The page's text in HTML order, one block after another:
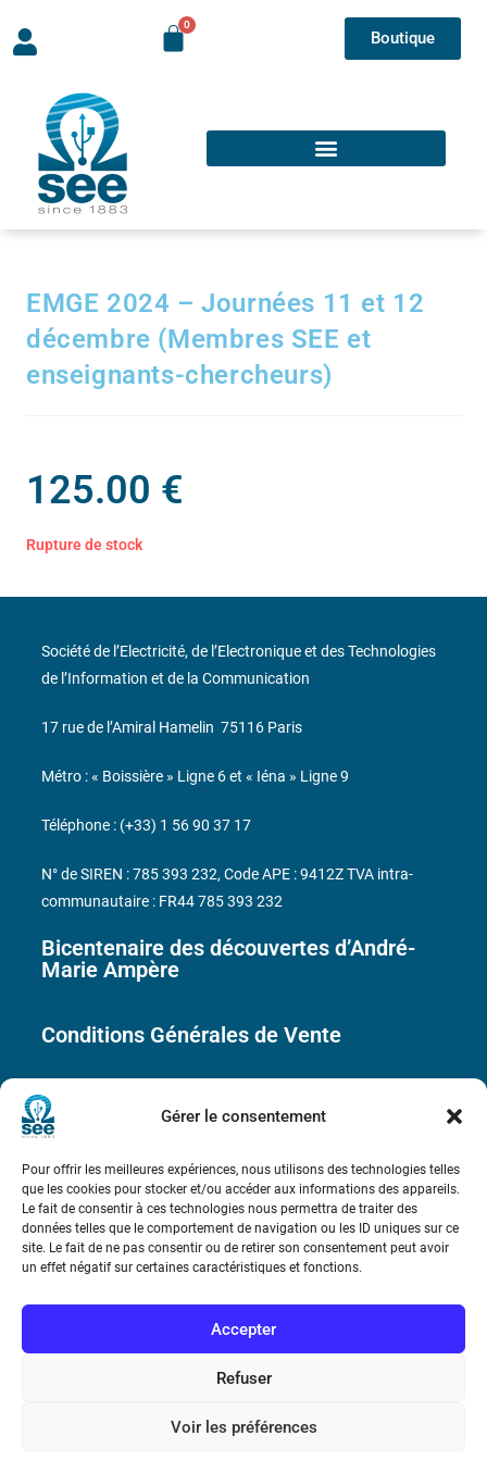
Gérer le consentement
Pour offrir les meilleures expériences, nous utilisons des technologies telles
que les cookies pour stocker et/ou accéder aux informations des appareils.
Le fait de consentir à ces technologies nous permettra de traiter des
données telles que le comportement de navigation ou les ID uniques sur ce
site. Le fait de ne pas consentir ou de retirer son consentement peut avoir
un effet négatif sur certaines caractéristiques et fonctions.
Accepter
Refuser
Voir les préférences
Boutique
EMGE 2024 – Journées 11 et 12
décembre (Membres SEE et
enseignants-chercheurs)
125.00 €
Rupture de stock
Bicentenaire des découvertes d’André-
Marie Ampère
Conditions Générales de Vente
Mentions légales
Contact
Société de l’Electricité, de l’Electronique et des Technologies
de l’Information et de la Communication
17 rue de l’Amiral Hamelin 75116 Paris
Métro : « Boissière » Ligne 6 et « Iéna » Ligne 9
Téléphone : (+33) 1 56 90 37 17
N° de SIREN : 785 393 232, Code APE : 9412Z TVA intra-
communautaire : FR44 785 393 232